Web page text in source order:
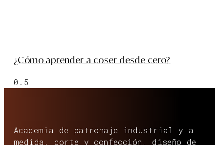
¿Cómo aprender a coser desde cero?
Academia de patronaje industrial y a
medida, corte y confección, diseño de